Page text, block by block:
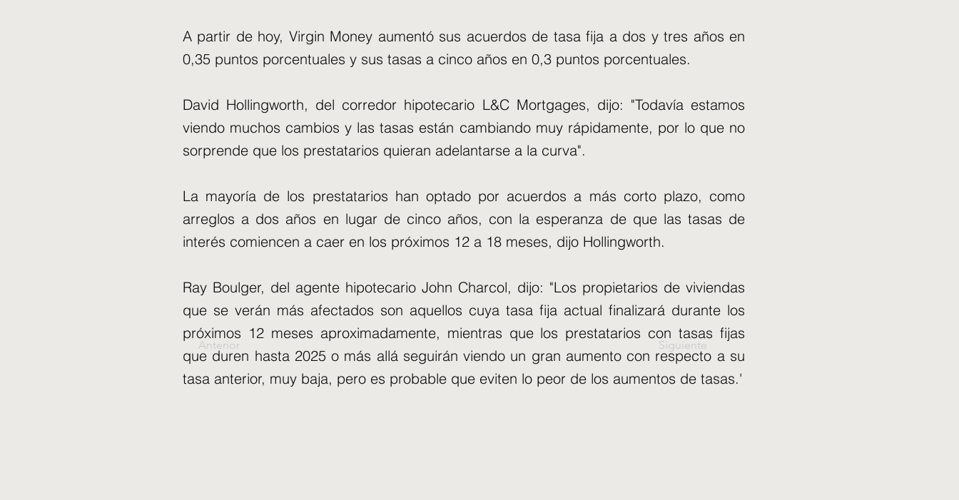
A partir de hoy, Virgin Money aumentó sus acuerdos de tasa fija a dos y tres años en
0,35 puntos porcentuales y sus tasas a cinco años en 0,3 puntos porcentuales.
David Hollingworth, del corredor hipotecario L&C Mortgages, dijo: "Todavía estamos
viendo muchos cambios y las tasas están cambiando muy rápidamente, por lo que no
sorprende que los prestatarios quieran adelantarse a la curva".
La mayoría de los prestatarios han optado por acuerdos a más corto plazo, como
arreglos a dos años en lugar de cinco años, con la esperanza de que las tasas de
interés comiencen a caer en los próximos 12 a 18 meses, dijo Hollingworth.
Ray Boulger, del agente hipotecario John Charcol, dijo: "Los propietarios de viviendas
que se verán más afectados son aquellos cuya tasa fija actual finalizará durante los
próximos 12 meses aproximadamente, mientras que los prestatarios con tasas fijas
que duren hasta 2025 o más allá seguirán viendo un gran aumento con respecto a su
tasa anterior, muy baja, pero es probable que eviten lo peor de los aumentos de tasas.'
Anterior Siguiente